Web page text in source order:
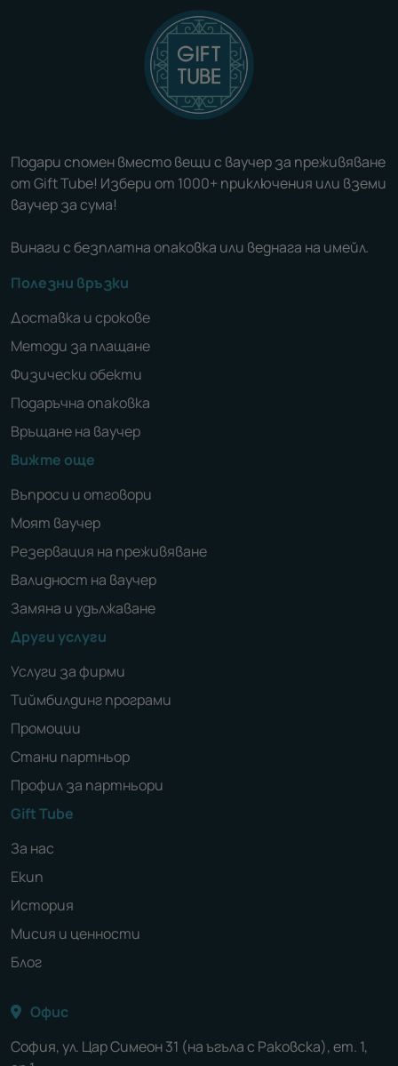
Подари спомен вместо вещи с ваучер за преживяване
от Gift Tube! Избери от 1000+ приключения или вземи
ваучер за сума!
Винаги с безплатна опаковка или веднага на имейл.
Полезни връзки
Доставка и срокове
Методи за плащане
Физически обекти
Подаръчна опаковка
Връщане на ваучер
Вижте още
Въпроси и отговори
Моят ваучер
Резервация на преживяване
Валидност на ваучер
Замяна и удължаване
Други услуги
Услуги за фирми
Тиймбилдинг програми
Промоции
Стани партньор
Профил за партньори
Gift Tube
За нас
Екип
История
Мисия и ценности
Блог
Офис
София, ул. Цар Симеон 31 (на ъгъла с Раковска), ет. 1,